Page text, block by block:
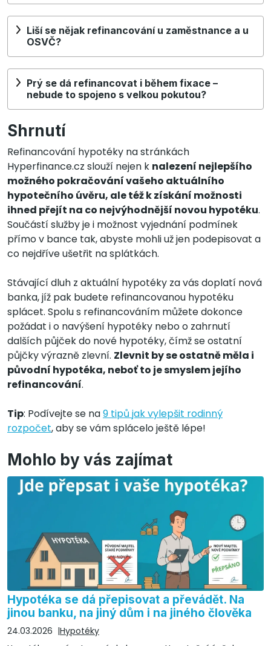
Liší se nějak refinancování u zaměstnance a u
OSVČ?
Prý se dá refinancovat i během fixace –
nebude to spojeno s velkou pokutou?
Shrnutí
Refinancování hypotéky na stránkách
Hyperfinance.cz slouží nejen k nalezení nejlepšího
možného pokračování vašeho aktuálního
hypotečního úvěru, ale též k získání možnosti
ihned přejít na co nejvýhodnější novou hypotéku.
Součástí služby je i možnost vyjednání podmínek
přímo v bance tak, abyste mohli už jen podepisovat a
co nejdříve ušetřit na splátkách.
Stávající dluh z aktuální hypotéky za vás doplatí nová
banka, jíž pak budete refinancovanou hypotéku
splácet. Spolu s refinancováním můžete dokonce
požádat i o navýšení hypotéky nebo o zahrnutí
dalších půjček do nové hypotéky, čímž se ostatní
půjčky výrazně zlevní. Zlevnit by se ostatně měla i
původní hypotéka, neboť to je smyslem jejího
refinancování.
Tip: Podívejte se na9 tipů jak vylepšit rodinný
rozpočet, aby se vám splácelo ještě lépe!
Mohlo by vás zajímat
Hypotéka se dá přepisovat a převádět. Na
jinou banku, na jiný dům i na jiného člověka
24.03.2026
Hypotéky